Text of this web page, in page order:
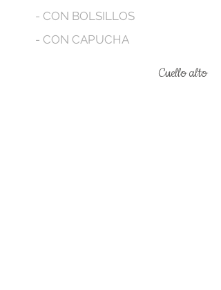
- CON BOLSILLOS
- CON CAPUCHA
Cuello alto